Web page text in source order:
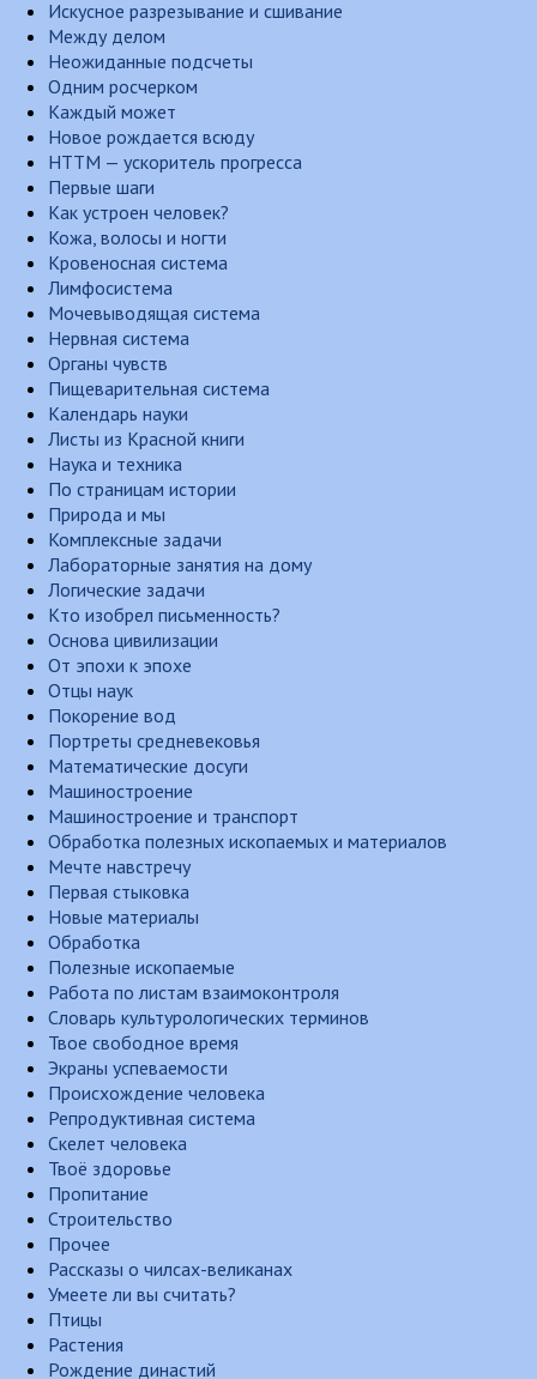
Искусное разрезывание и сшивание
Между делом
Неожиданные подсчеты
Одним росчерком
Каждый может
Новое рождается всюду
НТТМ — ускоритель прогресса
Первые шаги
Как устроен человек?
Кожа, волосы и ногти
Кровеносная система
Лимфосистема
Мочевыводящая система
Нервная система
Органы чувств
Пищеварительная система
Календарь науки
Листы из Красной книги
Наука и техника
По страницам истории
Природа и мы
Комплексные задачи
Лабораторные занятия на дому
Логические задачи
Кто изобрел письменность?
Основа цивилизации
От эпохи к эпохе
Отцы наук
Покорение вод
Портреты средневековья
Математические досуги
Машиностроение
Машиностроение и транспорт
Обработка полезных ископаемых и материалов
Мечте навстречу
Первая стыковка
Новые материалы
Обработка
Полезные ископаемые
Работа по листам взаимоконтроля
Словарь культурологических терминов
Твое свободное время
Экраны успеваемости
Происхождение человека
Репродуктивная система
Скелет человека
Твоё здоровье
Пропитание
Строительство
Прочее
Рассказы о чилсах-великанах
Умеете ли вы считать?
Птицы
Растения
Рождение династий